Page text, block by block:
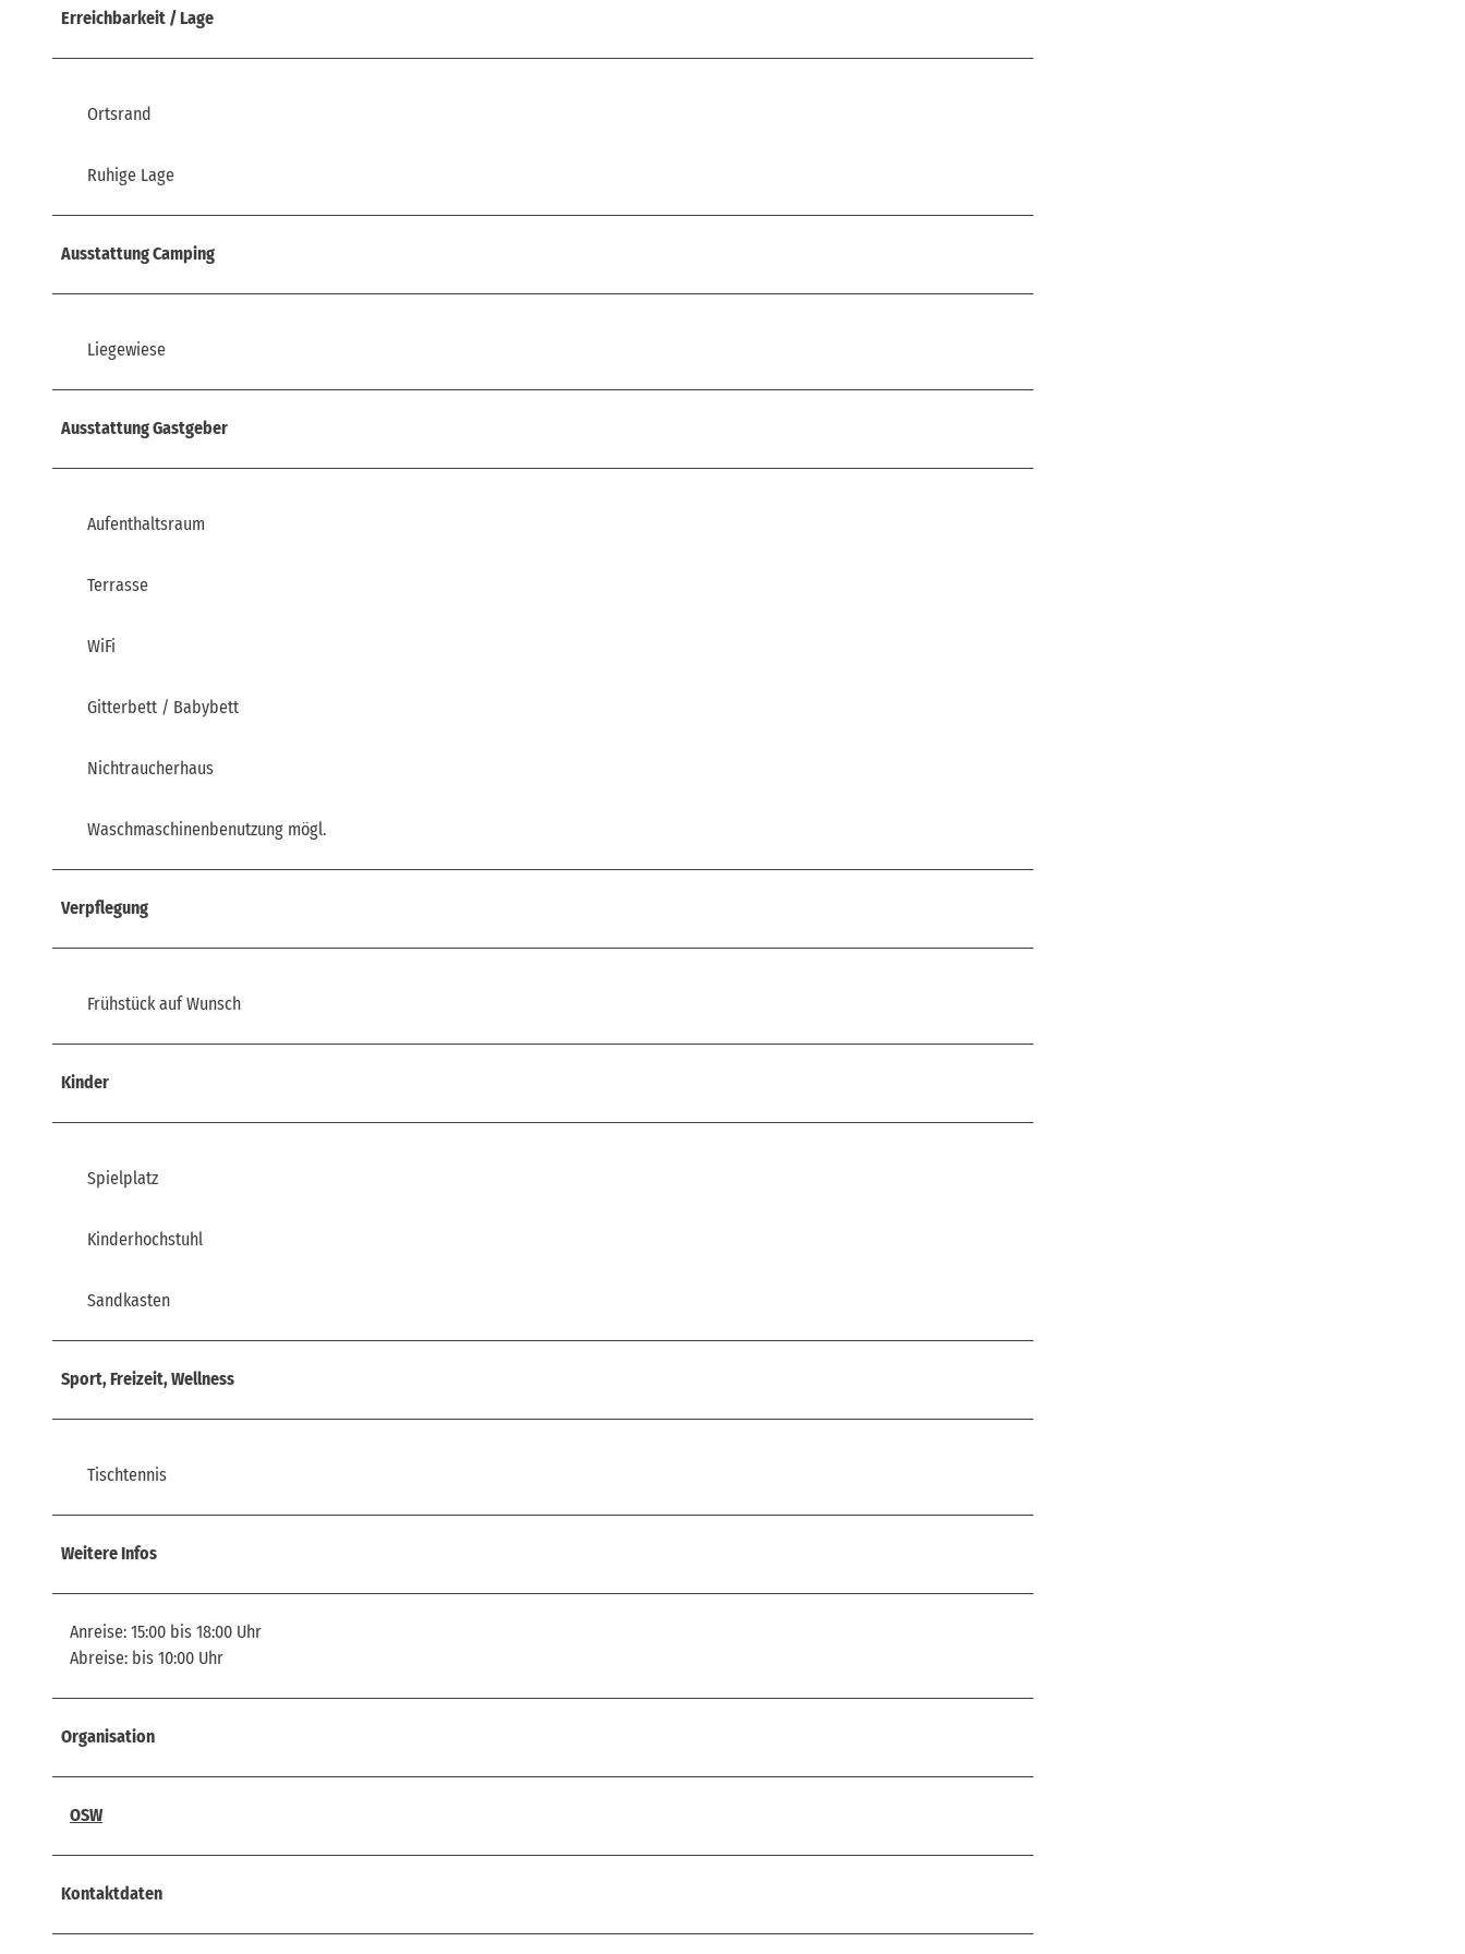
Erreichbarkeit / Lage
Ortsrand
Ruhige Lage
Ausstattung Camping
Liegewiese
Ausstattung Gastgeber
Aufenthaltsraum
Terrasse
WiFi
Gitterbett / Babybett
Nichtraucherhaus
Waschmaschinenbenutzung mögl.
Verpflegung
Frühstück auf Wunsch
Kinder
Spielplatz
Kinderhochstuhl
Sandkasten
Sport, Freizeit, Wellness
Tischtennis
Weitere Infos
Anreise: 15:00 bis 18:00 Uhr
Abreise: bis 10:00 Uhr
Organisation
OSW
Kontaktdaten